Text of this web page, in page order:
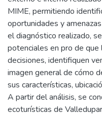
MIME, permitiendo
oportunidades y
el diagnóstico realizado,
potenciales en pro de
decisiones, identifiquen
imagen general de cómo
sus características,
A partir del análisis, se
ecoturísticas de